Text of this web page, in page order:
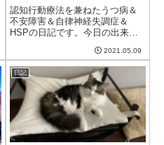
認知行動療法を兼ねたうつ病＆
不安障害＆自律神経失調症＆
HSPの日記です。今日の出来事
ちょっと前に比べると湿度が高
くなり、さわやかという感じで
はなくなってきた。いい季節は
すぐに過ぎ去ってしまう。庭の
蚊も増えてきて、...
2021.05.09
日記